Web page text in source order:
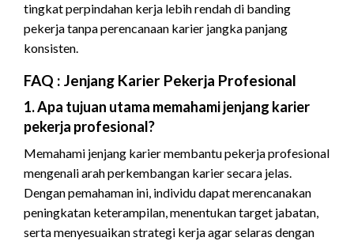
tingkat perpindahan kerja lebih rendah di banding
pekerja tanpa perencanaan karier jangka panjang
konsisten.
FAQ : Jenjang Karier Pekerja Profesional
1. Apa tujuan utama memahami jenjang karier
pekerja profesional?
Memahami jenjang karier membantu pekerja profesional
mengenali arah perkembangan karier secara jelas.
Dengan pemahaman ini, individu dapat merencanakan
peningkatan keterampilan, menentukan target jabatan,
serta menyesuaikan strategi kerja agar selaras dengan